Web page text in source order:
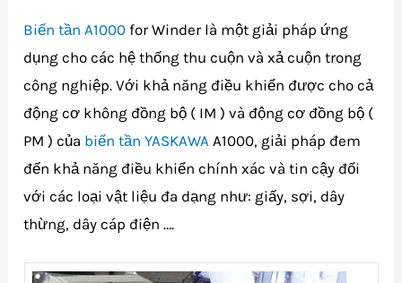
Biến tần A1000 for Winder là một giải pháp ứng
dụng cho các hệ thống thu cuộn và xả cuộn trong
công nghiệp. Với khả năng điều khiển được cho cả
động cơ không đồng bộ ( IM ) và động cơ đồng bộ (
PM ) của biến tần YASKAWA A1000, giải pháp đem
đến khả năng điều khiển chính xác và tin cậy đối
với các loại vật liệu đa dạng như: giấy, sợi, dây
thừng, dây cáp điện ….